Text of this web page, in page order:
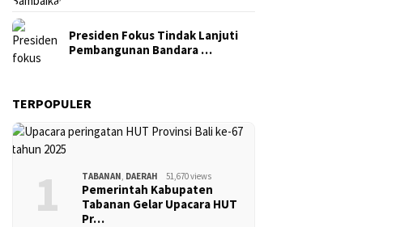
Presiden Fokus Tindak Lanjuti
Pembangunan Bandara …
TERPOPULER
1 TABANAN, DAERAH 51,670 views
Pemerintah Kabupaten
Tabanan Gelar Upacara HUT
Pr…